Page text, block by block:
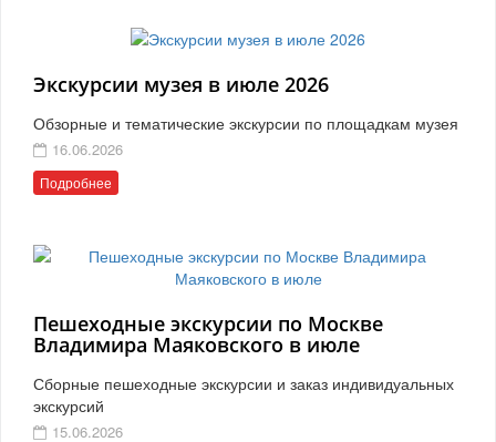
Экскурсии музея в июле 2026
Обзорные и тематические экскурсии по площадкам музея
16.06.2026
Подробнее
Пешеходные экскурсии по Москве
Владимира Маяковского в июле
Сборные пешеходные экскурсии и заказ индивидуальных
экскурсий
15.06.2026